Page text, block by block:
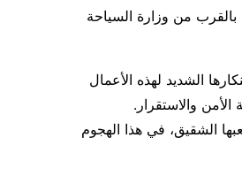
بالقرب من وزارة السياحة
الشديد لهذه الأعمال
والاستقرار.
الشقيق، في هذا الهجوم